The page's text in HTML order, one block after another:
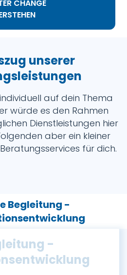
CHANGE
unserer
auf dein Thema
würde es den Rahmen
Dienstleistungen hier
aber ein kleiner
für dich.
Begleitung -
-